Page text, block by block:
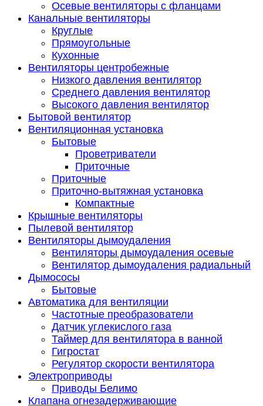
Осевые вентиляторы с фланцами
Канальные вентиляторы
Круглые
Прямоугольные
Кухонные
Вентиляторы центробежные
Низкого давления вентилятор
Среднего давления вентилятор
Высокого давления вентилятор
Бытовой вентилятор
Вентиляционная установка
Бытовые
Проветриватели
Приточные
Приточные
Приточно-вытяжная установка
Компактные
Крышные вентиляторы
Пылевой вентилятор
Вентиляторы дымоудаления
Вентиляторы дымоудаления осевые
Вентилятор дымоудаления радиальный
Дымососы
Бытовые
Автоматика для вентиляции
Частотные преобразователи
Датчик углекислого газа
Таймер для вентилятора в ванной
Гигростат
Регулятор скорости вентилятора
Электроприводы
Приводы Белимо
Клапана огнезадерживающие